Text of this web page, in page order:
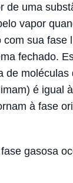
de uma
vapor
sua fase
fechado.
de moléculas
é igual
à fase
gasosa